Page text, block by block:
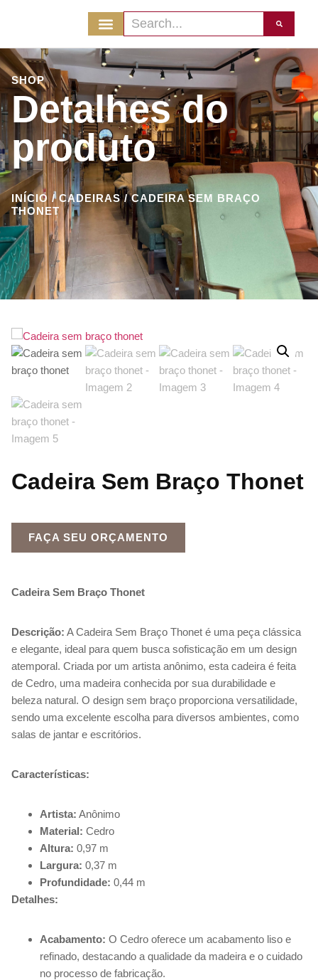
SHOP
Detalhes do
produto
INÍCIO /CADEIRAS/ CADEIRA SEM BRAÇO
THONET
Cadeira Sem Braço Thonet
FAÇA SEU ORÇAMENTO
Cadeira Sem Braço Thonet
Descrição: A Cadeira Sem Braço Thonet é uma peça clássica
e elegante, ideal para quem busca sofisticação em um design
atemporal. Criada por um artista anônimo, esta cadeira é feita
de Cedro, uma madeira conhecida por sua durabilidade e
beleza natural. O design sem braço proporciona versatilidade,
sendo uma excelente escolha para diversos ambientes, como
salas de jantar e escritórios.
Características:
Artista: Anônimo
Material: Cedro
Altura: 0,97 m
Largura: 0,37 m
Profundidade: 0,44 m
Detalhes:
Acabamento: O Cedro oferece um acabamento liso e
refinado, destacando a qualidade da madeira e o cuidado
no processo de fabricação.